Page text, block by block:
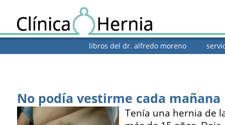
libros del dr. alfredo moreno
No podía vestirme cada mañana
Tenía una hernia de